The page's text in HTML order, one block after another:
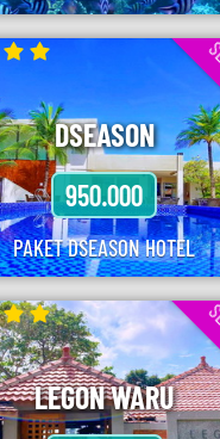
DSEASON
950.000
PAKET DSEASON HOTEL
LEGON WARU